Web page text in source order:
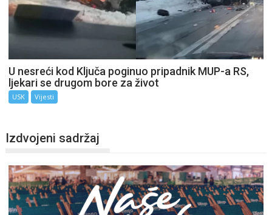
U nesreći kod Ključa poginuo pripadnik MUP-a RS,
ljekari se drugom bore za život
USK Vijesti
Izdvojeni sadržaj